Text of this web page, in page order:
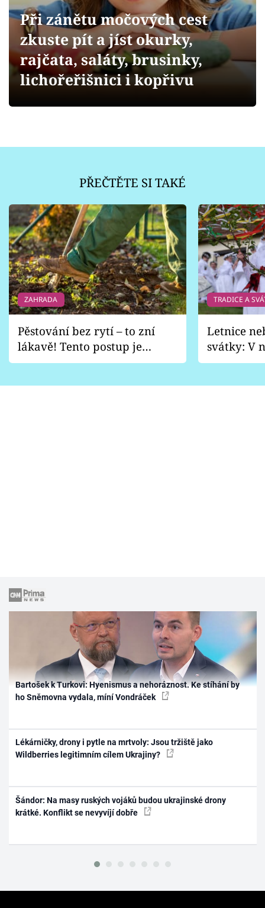
Přihlášení
Sledujte nás
Při zánětu močových cest
zkuste pít a jíst okurky,
rajčata, saláty, brusinky,
lichořeřišnici i kopřivu
PŘEČTĚTE SI TAKÉ
ZAHRADA
Pěstování bez rytí – to zní
lákavě! Tento postup je
vhodný jen pro některé
TRADICE A
Letnice
svátky: V
pondělí
Bartošek k Turkovi: Hyenismus a nehoráznost. Ke stíhání by
ho Sněmovna vydala, míní Vondráček
Lékárničky, drony i pytle na mrtvoly: Jsou tržiště jako
Wildberries legitimním cílem Ukrajiny?
Šándor: Na masy ruských vojáků budou ukrajinské drony
krátké. Konflikt se nevyvíjí dobře